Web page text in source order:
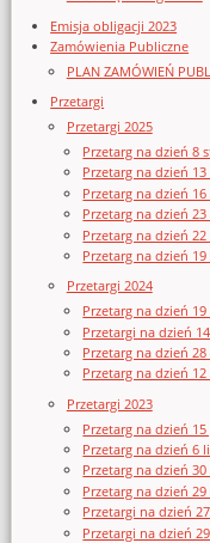
Emisja obligacji 2023
Zamówienia Publiczne
PLAN ZAMÓWIEŃ
Przetargi
Przetargi 2025
Przetarg na dzień 8
Przetarg na dzień
Przetarg na dzień
Przetarg na dzień
Przetarg na dzień
Przetarg na dzień
Przetargi 2024
Przetarg na dzień
Przetargi na dzień
Przetarg na dzień
Przetarg na dzień
Przetargi 2023
Przetarg na dzień
Przetarg na dzień 6
Przetarg na dzień
Przetarg na dzień
Przetargi na dzień
Przetargi na dzień